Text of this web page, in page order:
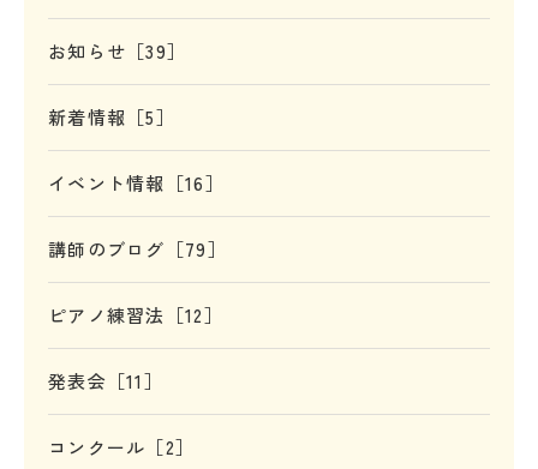
お知らせ［39］
新着情報［5］
イベント情報［16］
講師のブログ［79］
ピアノ練習法［12］
発表会［11］
コンクール［2］